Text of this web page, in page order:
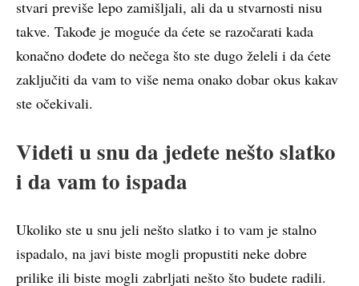
stvari previše lepo zamišljali, ali da u stvarnosti nisu
takve. Takođe je moguće da ćete se razočarati kada
konačno dođete do nečega što ste dugo želeli i da ćete
zaključiti da vam to više nema onako dobar okus kakav
ste očekivali.
Videti u snu da jedete nešto slatko
i da vam to ispada
Ukoliko ste u snu jeli nešto slatko i to vam je stalno
ispadalo, na javi biste mogli propustiti neke dobre
prilike ili biste mogli zabrljati nešto što budete radili.